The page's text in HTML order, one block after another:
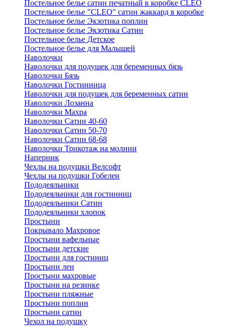
Постельное белье сатин печатный в коробке CLEO
Постельное белье "CLEO" сатин жаккард в коробке
Постельное белье Экзотика поплин
Постельное белье Экзотика Сатин
Постельное белье Детское
Постельное белье для Малышей
Наволочки
Наволочки для подушек для беременных бязь
Наволочки Бязь
Наволочки Гостинница
Наволочки для подушек для беременных сатин
Наволочки Лозанна
Наволочки Махра
Наволочки Сатин 40-60
Наволочки Сатин 50-70
Наволочки Сатин 68-68
Наволочки Трикотаж на молнии
Наперник
Чехлы на подушки Велсофт
Чехлы на подушки Гобелен
Пододеяльники
Пододеяльники для гостинниц
Пододеяльники Сатин
Пододеяльники хлопок
Простыни
Покрывало Махровое
Простыни вафельные
Простыни детские
Простыни для гостиниц
Простыни лен
Простыни махровые
Простыни на резинке
Простыни пляжные
Простыни поплин
Простыни сатин
Чехол на подушку